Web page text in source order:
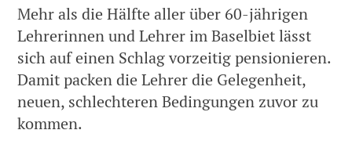
Mehr als die Hälfte aller über 60-jährigen
Lehrerinnen und Lehrer im Baselbiet lässt
sich auf einen Schlag vorzeitig pensionieren.
Damit packen die Lehrer die Gelegenheit,
neuen, schlechteren Bedingungen zuvor zu
kommen.